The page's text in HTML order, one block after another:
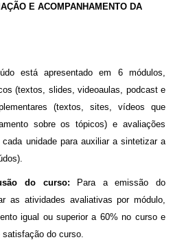
E ACOMPANHAMENTO DA
está apresentado em 6 módulos,
(textos, slides, videoaulas, podcast e
(textos, sites, vídeos que
sobre os tópicos) e avaliações
unidade para auxiliar a sintetizar a
do curso:
Para a emissão do
as atividades avaliativas por módulo,
igual ou superior a 60% no curso e
do curso.